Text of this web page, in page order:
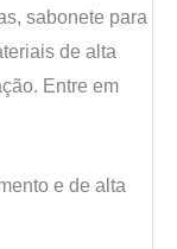
sabonete para
de alta
Entre em
e de alta